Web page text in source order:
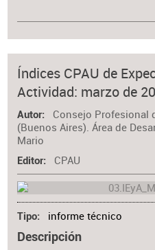
Índices CPAU de
Actividad: marzo de
Autor
Consejo Profesional
(Buenos Aires). Área de
Mario
Editor CPAU
Tipo informe técnico
Descripción